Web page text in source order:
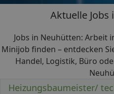
Aktuelle
Jobs in Neuhütten: Arbeit
Minijob finden – entdecken
Handel, Logistik, Büro
Heizungsbaumeister/